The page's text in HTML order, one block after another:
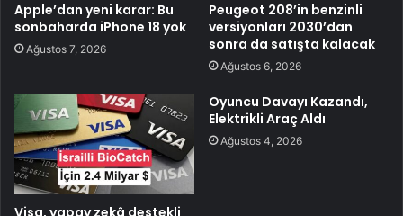
Apple’dan yeni karar: Bu
sonbaharda iPhone 18 yok
Ağustos 7, 2026
Peugeot 208’in benzinli
versiyonları 2030’dan
sonra da satışta kalacak
Ağustos 6, 2026
Oyuncu Davayı Kazandı,
Elektrikli Araç Aldı
Ağustos 4, 2026